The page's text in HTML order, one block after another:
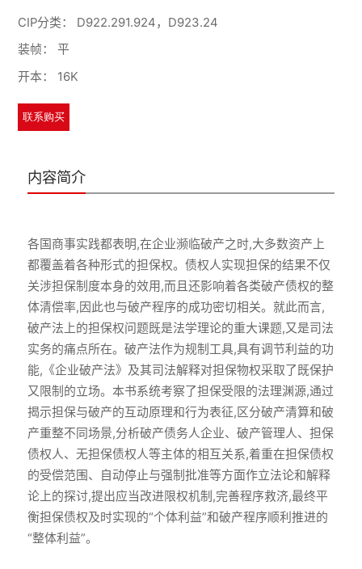
CIP分类：
D922.291.924，D923.24
装帧：
平
开本：
16K
联系购买
内容简介
各国商事实践都表明,在企业濒临破产之时,大多数资产上
都覆盖着各种形式的担保权。债权人实现担保的结果不仅
关涉担保制度本身的效用,而且还影响着各类破产债权的整
体清偿率,因此也与破产程序的成功密切相关。就此而言,
破产法上的担保权问题既是法学理论的重大课题,又是司法
实务的痛点所在。破产法作为规制工具,具有调节利益的功
能,《企业破产法》及其司法解释对担保物权采取了既保护
又限制的立场。本书系统考察了担保受限的法理渊源,通过
揭示担保与破产的互动原理和行为表征,区分破产清算和破
产重整不同场景,分析破产债务人企业、破产管理人、担保
债权人、无担保债权人等主体的相互关系,着重在担保债权
的受偿范围、自动停止与强制批准等方面作立法论和解释
论上的探讨,提出应当改进限权机制,完善程序救济,最终平
衡担保债权及时实现的“个体利益”和破产程序顺利推进的